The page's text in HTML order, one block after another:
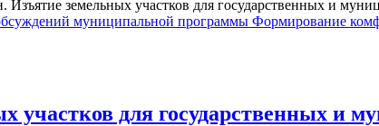
Изъятие земельных участков для государственных и
муниципальной программы Формирование
участков для государственных и